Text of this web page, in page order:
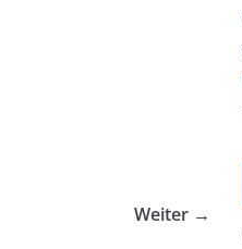
Weiter →